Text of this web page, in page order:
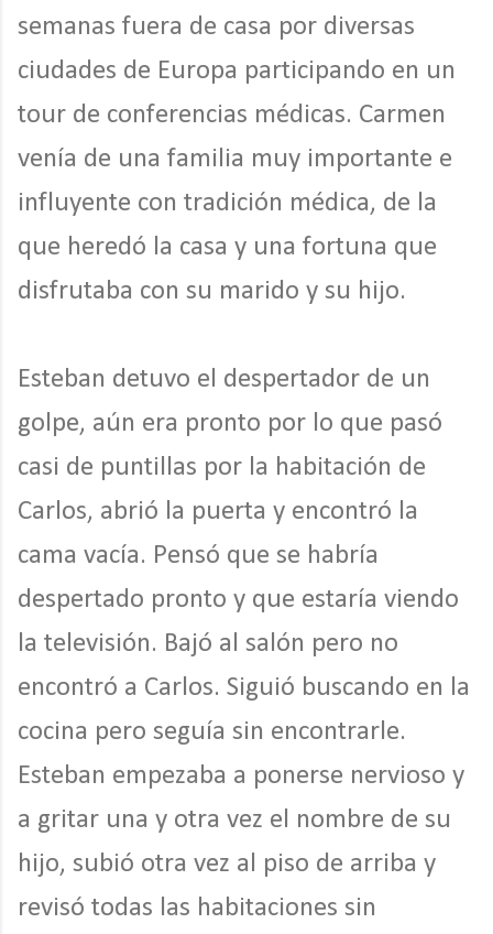
semanas fuera de casa por diversas
ciudades de Europa participando en un
tour de conferencias médicas. Carmen
venía de una familia muy importante e
influyente con tradición médica, de la
que heredó la casa y una fortuna que
disfrutaba con su marido y su hijo.
Esteban detuvo el despertador de un
golpe, aún era pronto por lo que pasó
casi de puntillas por la habitación de
Carlos, abrió la puerta y encontró la
cama vacía. Pensó que se habría
despertado pronto y que estaría viendo
la televisión. Bajó al salón pero no
encontró a Carlos. Siguió buscando en la
cocina pero seguía sin encontrarle.
Esteban empezaba a ponerse nervioso y
a gritar una y otra vez el nombre de su
hijo, subió otra vez al piso de arriba y
revisó todas las habitaciones sin